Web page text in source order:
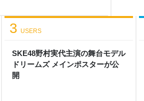
SKE48野村実代主演の舞台モデル
ドリームズ メインポスターが公
開
3 USERS